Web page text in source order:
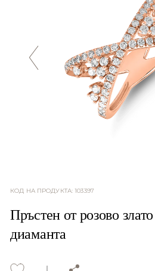
КОД НА ПРОДУКТА:103397
Пръстен от розово
диаманта